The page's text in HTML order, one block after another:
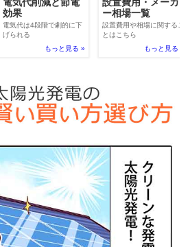
効果
電気代は4段階で劇的に下
げられる
もっと見る »
ー相場一覧
設置費用や相場に関するこ
とはこちら
もっと見る »